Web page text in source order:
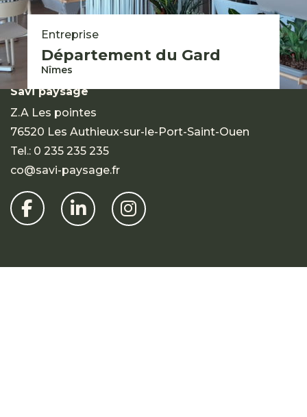
Entreprise
Département du Gard
Nîmes
Expertises
Réalisations
Contact
Savi paysage
Z.A Les pointes
76520 Les Authieux-sur-le-Port-Saint-Ouen
Tel.: 0 235 235 235
co@savi-paysage.fr